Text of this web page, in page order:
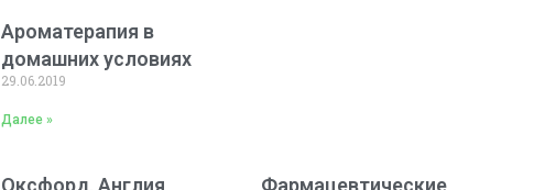
Ароматерапия в
домашних условиях
29.06.2019
Далее »
Оксфорд, Англия
Фармацевтические